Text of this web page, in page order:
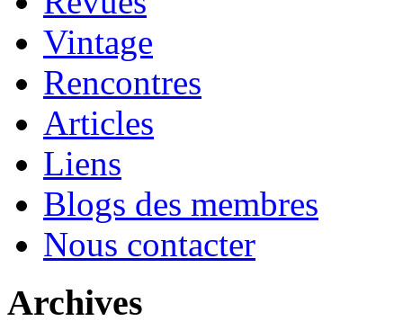
Vintage
Rencontres
Articles
Liens
Blogs des membres
Nous contacter
Archives